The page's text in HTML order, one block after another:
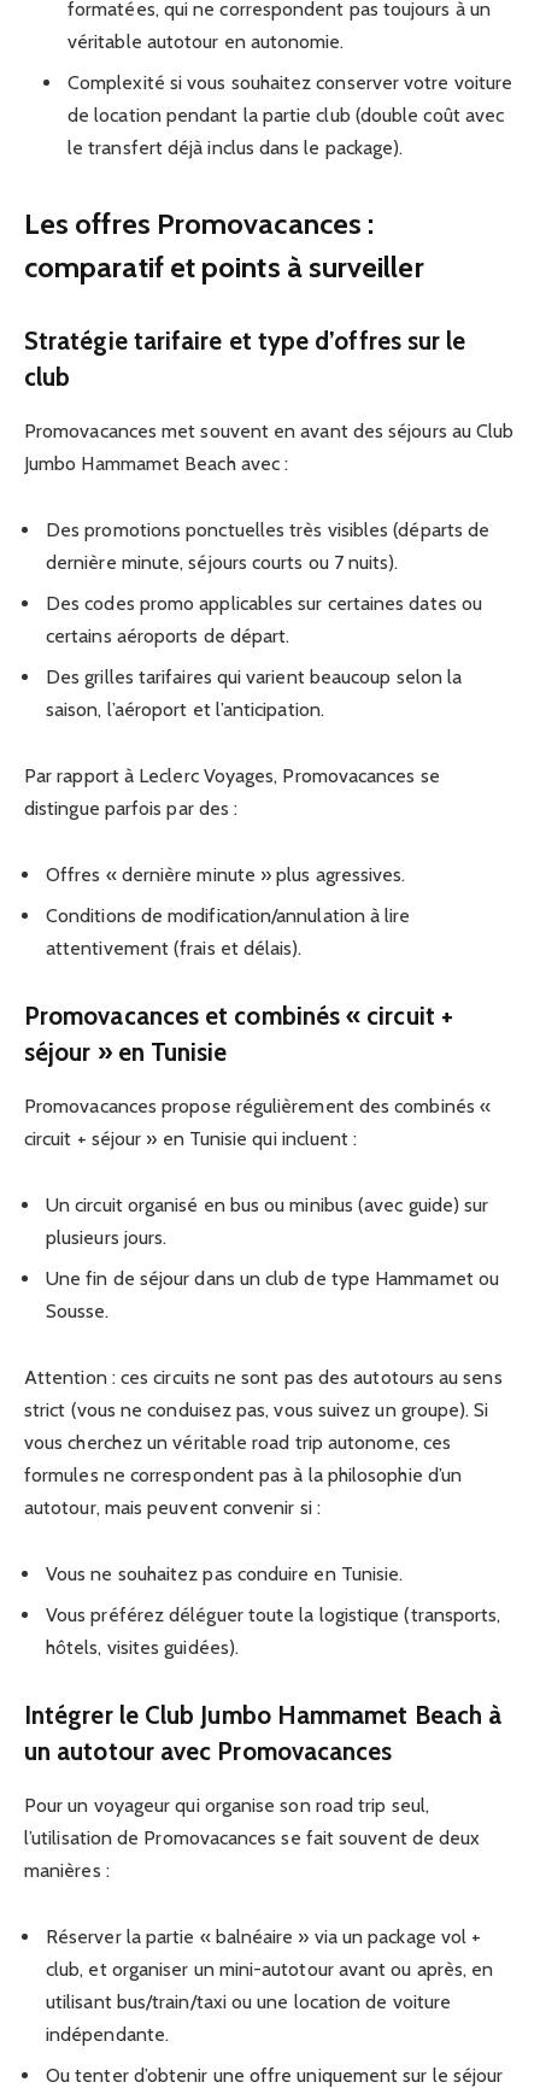
formatées, qui ne correspondent pas toujours à un
véritable autotour en autonomie.
Complexité si vous souhaitez conserver votre voiture
de location pendant la partie club (double coût avec
le transfert déjà inclus dans le package).
Les offres Promovacances :
comparatif et points à surveiller
Stratégie tarifaire et type d’offres sur le
club
Promovacances met souvent en avant des séjours au Club
Jumbo Hammamet Beach avec :
Des promotions ponctuelles très visibles (départs de
dernière minute, séjours courts ou 7 nuits).
Des codes promo applicables sur certaines dates ou
certains aéroports de départ.
Des grilles tarifaires qui varient beaucoup selon la
saison, l’aéroport et l’anticipation.
Par rapport à Leclerc Voyages, Promovacances se
distingue parfois par des :
Offres « dernière minute » plus agressives.
Conditions de modification/annulation à lire
attentivement (frais et délais).
Promovacances et combinés « circuit +
séjour » en Tunisie
Promovacances propose régulièrement des combinés «
circuit + séjour » en Tunisie qui incluent :
Un circuit organisé en bus ou minibus (avec guide) sur
plusieurs jours.
Une fin de séjour dans un club de type Hammamet ou
Sousse.
Attention : ces circuits ne sont pas des autotours au sens
strict (vous ne conduisez pas, vous suivez un groupe). Si
vous cherchez un véritable road trip autonome, ces
formules ne correspondent pas à la philosophie d’un
autotour, mais peuvent convenir si :
Vous ne souhaitez pas conduire en Tunisie.
Vous préférez déléguer toute la logistique (transports,
hôtels, visites guidées).
Intégrer le Club Jumbo Hammamet Beach à
un autotour avec Promovacances
Pour un voyageur qui organise son road trip seul,
l’utilisation de Promovacances se fait souvent de deux
manières :
Réserver la partie « balnéaire » via un package vol +
club, et organiser un mini-autotour avant ou après, en
utilisant bus/train/taxi ou une location de voiture
indépendante.
Ou tenter d’obtenir une offre uniquement sur le séjour